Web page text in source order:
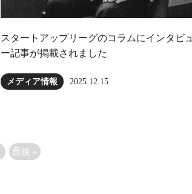
スタートアップリーグのコラムにインタビュ
ー記事が掲載されました
メディア情報 2025.12.15
最後 »